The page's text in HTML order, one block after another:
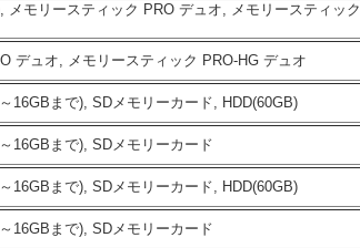
メモリースティック PRO デュオ, メモリースティック
デュオ, メモリースティック PRO-HG デュオ
16GBまで), SDメモリーカード, HDD(60GB)
16GBまで), SDメモリーカード
16GBまで), SDメモリーカード, HDD(60GB)
16GBまで), SDメモリーカード